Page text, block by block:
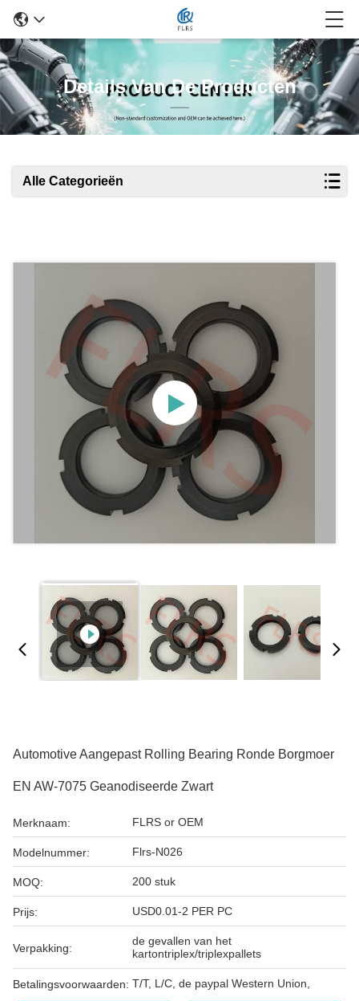
Details Van De Producten
Alle Categorieën
Automotive Aangepast Rolling Bearing Ronde Borgmoer
EN AW-7075 Geanodiseerde Zwart
Merknaam: FLRS or OEM
Modelnummer: Flrs-N026
MOQ: 200 stuk
Prijs: USD0.01-2 PER PC
Verpakking:
de gevallen van het
kartontriplex/triplexpallets
Betalingsvoorwaarden: T/T, L/C, de paypal Western Union,